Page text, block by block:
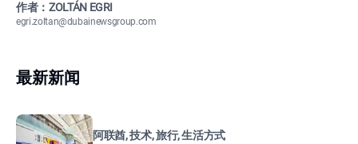
作者：ZOLTÁN EGRI
egri.zoltan@dubainewsgroup.com
最新新闻
阿联酋, 技术, 旅行, 生活方式